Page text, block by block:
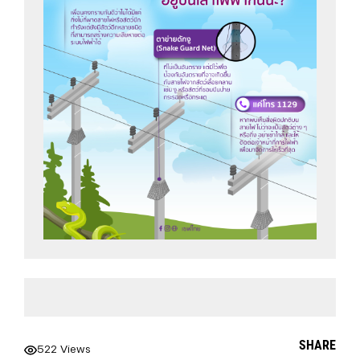
522 Views
SHARE